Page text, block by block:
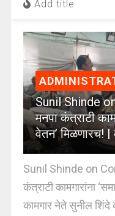
Add title
Sunil Shinde
मनपा कंत्राटी
वेतन’ मिळणारच!
Sunil Shinde on
कंत्राटी कामगारांना
कामगार नेते सुनील शिंदे